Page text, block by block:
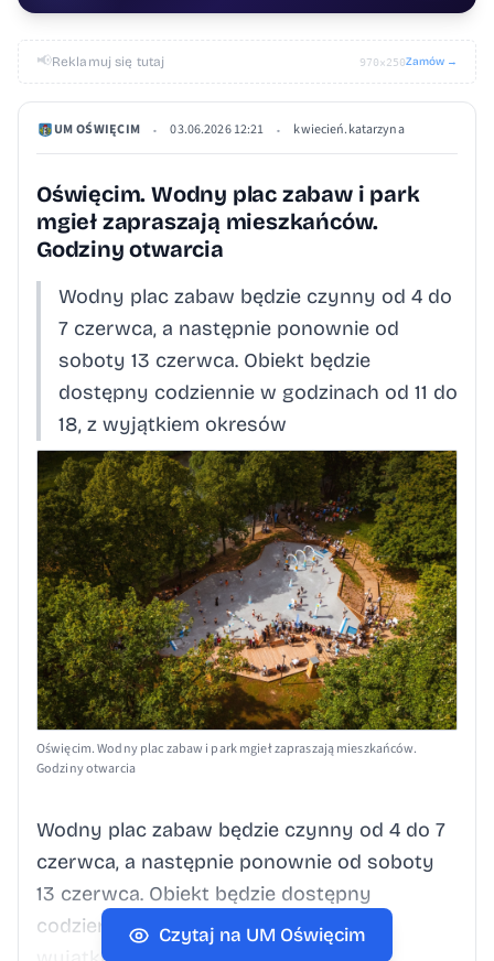
📢Reklamuj się tutaj 970×250Zamów →
UM OŚWIĘCIM • 03.06.2026 12:21 • kwiecień.katarzyna
Oświęcim. Wodny plac zabaw i park
mgieł zapraszają mieszkańców.
Godziny otwarcia
Wodny plac zabaw będzie czynny od 4 do
7 czerwca, a następnie ponownie od
soboty 13 czerwca. Obiekt będzie
dostępny codziennie w godzinach od 11 do
18, z wyjątkiem okresów
Oświęcim. Wodny plac zabaw i park mgieł zapraszają mieszkańców.
Godziny otwarcia
Wodny plac zabaw będzie czynny od 4 do 7
czerwca, a następnie ponownie od soboty
13 czerwca. Obiekt będzie dostępny
codziennie w godzinach od 11 do 18, z
Czytaj na UM Oświęcim